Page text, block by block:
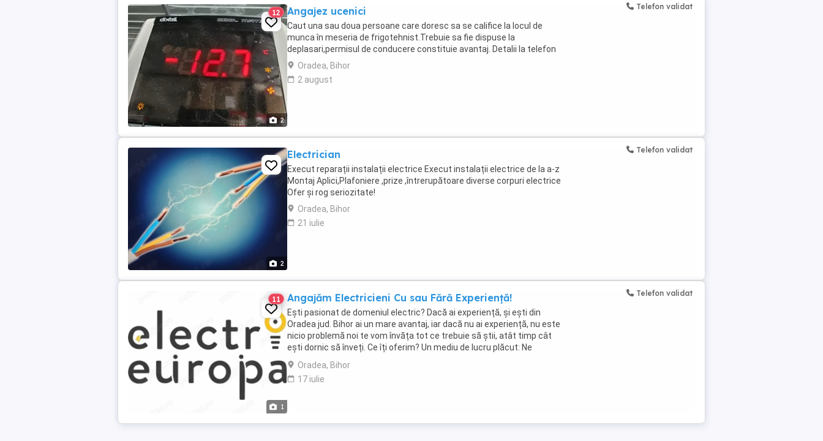
2
12 Angajez ucenici
Caut una sau doua persoane care doresc sa se califice la locul de
munca în meseria de frigotehnist.Trebuie sa fie dispuse la
deplasari,permisul de conducere constituie avantaj. Detalii la telefon
Oradea, Bihor
2 august
Telefon validat
2
Electrician
Execut reparații instalații electrice Execut instalații electrice de la a-z
Montaj Aplici,Plafoniere ,prize ,întrerupătoare diverse corpuri electrice
Ofer și rog seriozitate!
Oradea, Bihor
21 iulie
Telefon validat
1
11 Angajăm Electricieni Cu sau Fără Experiență!
Ești pasionat de domeniul electric? Dacă ai experiență, și ești din
Oradea jud. Bihor ai un mare avantaj, iar dacă nu ai experiență, nu este
nicio problemă noi te vom învăța tot ce trebuie să știi, atât timp cât
ești dornic să înveți. Ce îți oferim? Un mediu de lucru plăcut: Ne
asigurăm că vei lucra ...
Oradea, Bihor
17 iulie
Telefon validat